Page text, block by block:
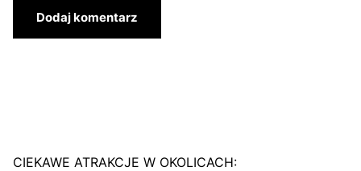
CIEKAWE ATRAKCJE W OKOLICACH: